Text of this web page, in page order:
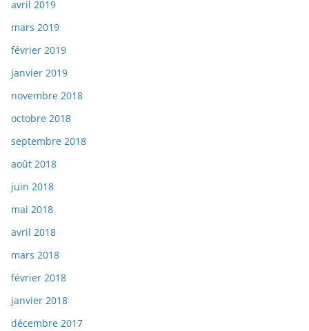
avril 2019
mars 2019
février 2019
janvier 2019
novembre 2018
octobre 2018
septembre 2018
août 2018
juin 2018
mai 2018
avril 2018
mars 2018
février 2018
janvier 2018
décembre 2017